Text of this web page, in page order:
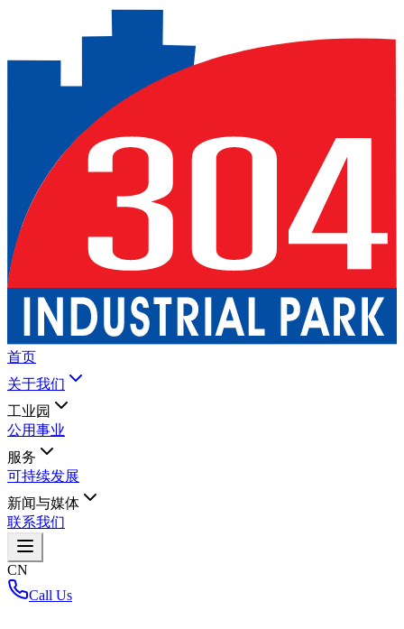
首页
关于我们
工业园
公用事业
服务
可持续发展
新闻与媒体
联系我们
CN
Call Us